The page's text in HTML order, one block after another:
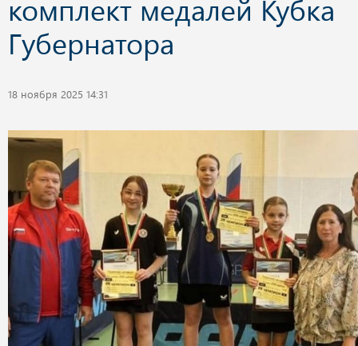
комплект медалей Кубка
Губернатора
18 ноября 2025 14:31